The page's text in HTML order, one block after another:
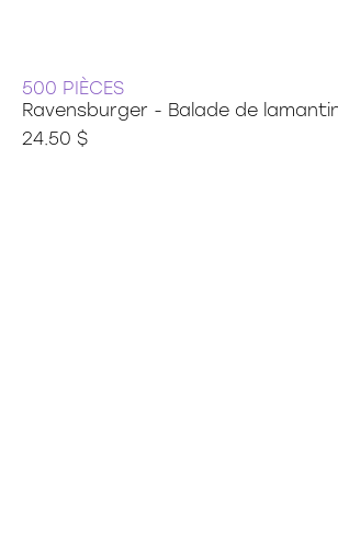
500 PIÈCES
Ravensburger - Balade de
24.50 $